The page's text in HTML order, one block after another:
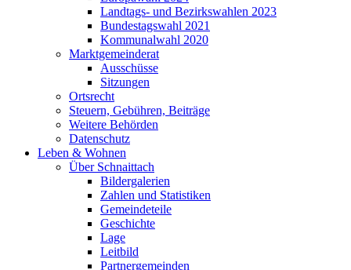
Landtags- und Bezirkswahlen 2023
Bundestagswahl 2021
Kommunalwahl 2020
Marktgemeinderat
Ausschüsse
Sitzungen
Ortsrecht
Steuern, Gebühren, Beiträge
Weitere Behörden
Datenschutz
Leben & Wohnen
Über Schnaittach
Bildergalerien
Zahlen und Statistiken
Gemeindeteile
Geschichte
Lage
Leitbild
Partnergemeinden